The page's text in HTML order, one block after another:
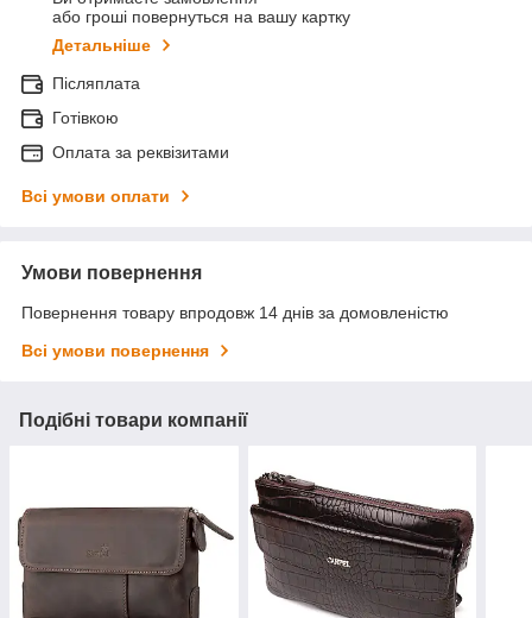
або гроші повернуться на вашу картку
Детальніше
Післяплата
Готівкою
Оплата за реквізитами
Всі умови оплати
Умови повернення
Повернення товару впродовж 14 днів за домовленістю
Всі умови повернення
Подібні товари компанії